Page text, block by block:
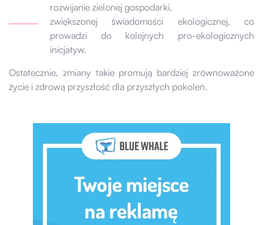
rozwijanie zielonej gospodarki,
zwiększonej świadomości ekologicznej, co
prowadzi do kolejnych pro-ekologicznych
inicjatyw.
Ostatecznie, zmiany takie promują bardziej zrównoważone
życie i zdrową przyszłość dla przyszłych pokoleń.